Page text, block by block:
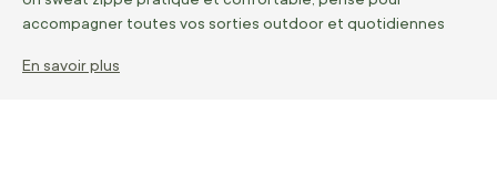
accompagner toutes vos sorties outdoor et quotidiennes
En savoir plus